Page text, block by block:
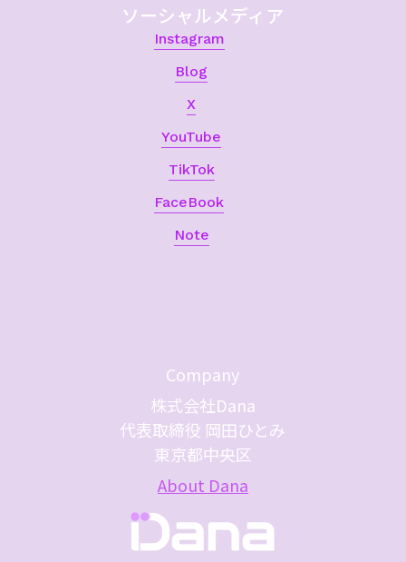
ソーシャルメディア
Instagram
Blog
X
YouTube
TikTok
FaceBook
Note
Company
株式会社Dana
代表取締役 岡田ひとみ
東京都中央区
About Dana